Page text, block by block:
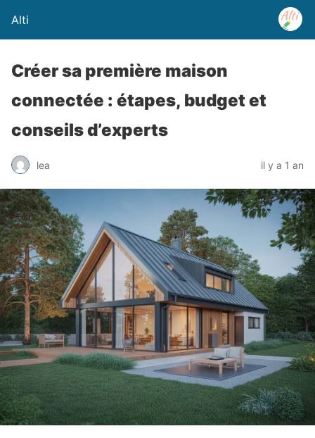
Alti
Créer sa première maison
connectée : étapes, budget et
conseils d’experts
lea il y a 1 an